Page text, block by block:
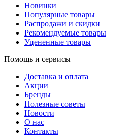
Новинки
Популярные товары
Распродажи и скидки
Рекомендуемые товары
Уцененные товары
Помощь и сервисы
Доставка и оплата
Акции
Бренды
Полезные советы
Новости
О нас
Контакты